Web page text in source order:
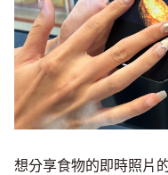
想分享食物的即時照片